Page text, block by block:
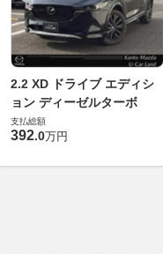
2.2 XD ドライブ エディシ
ョン ディーゼルターボ
支払総額
392.0万円